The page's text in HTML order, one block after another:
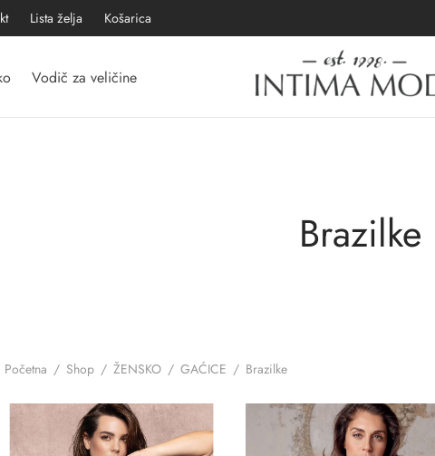
Lista želja Košarica
Vodič za veličine
Brazilke
Početna / Shop / ŽENSKO / GAĆICE / Brazilke